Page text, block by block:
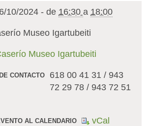
10/2024 - de 16:30 a 18:00
Museo Igartubeiti
Museo Igartubeiti
CONTACTO
618 00 41 31 / 943
72 29 78 / 943 72 51
AL CALENDARIO vCal